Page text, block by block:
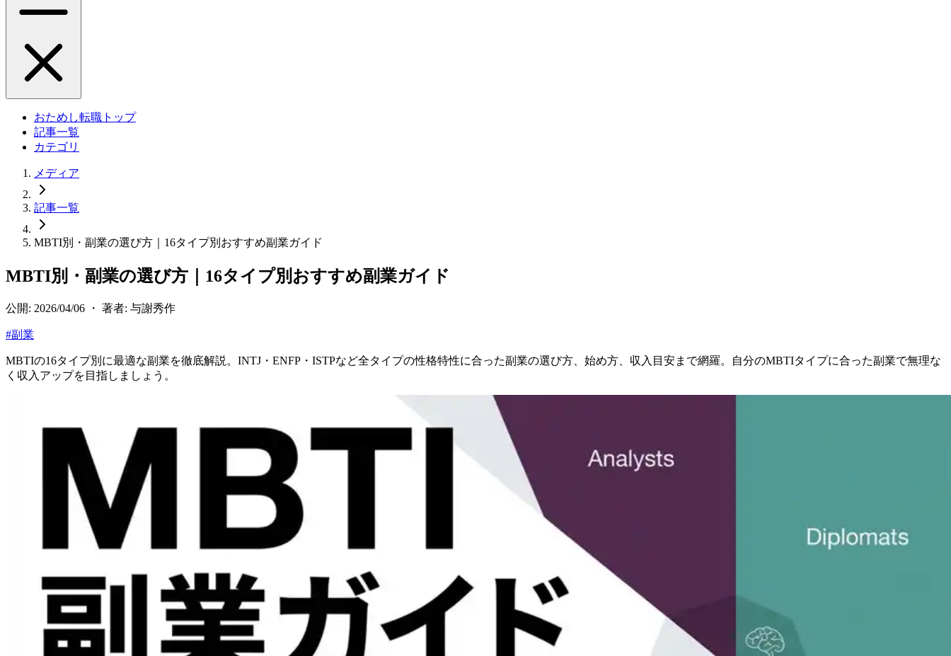
おためし転職トップ
記事一覧
カテゴリ
メディア
記事一覧
MBTI別・副業の選び方｜16タイプ別おすすめ副業ガイド
MBTI別・副業の選び方｜16タイプ別おすすめ副業ガイド
公開: 2026/04/06 ・ 著者: 与謝秀作
#副業
MBTIの16タイプ別に最適な副業を徹底解説。INTJ・ENFP・ISTPなど全タイプの性格特性に合った副業の選び方、始め方、収入目安まで網羅。自分のMBTIタイプに合った副業で無理な
く収入アップを目指しましょう。